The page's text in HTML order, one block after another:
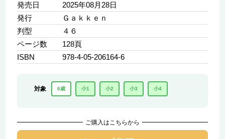
発売日
2025年08月28日
発行
Ｇａｋｋｅｎ
判型
４６
ページ数
128頁
ISBN
978-4-05-206164-6
対象 6歳 小1 小2 小3 小4
ご購入はこちらから